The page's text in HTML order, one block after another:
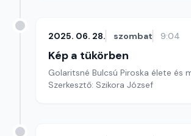
2025. 06. 28. szombat 9:04
Kép a tükörben
Golaritsné Bulcsú Piroska élete és
Szerkesztő: Szikora József